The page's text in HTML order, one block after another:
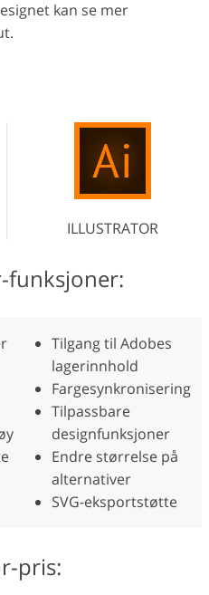
kan se mer
ILLUSTRATOR
funksjoner:
Tilgang til Adobes
lagerinnhold
Fargesynkronisering
Tilpassbare
designfunksjoner
Endre størrelse på
alternativer
SVG-eksportstøtte
pris: